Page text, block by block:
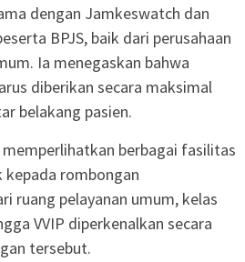
dengan Jamkeswatch dan
BPJS, baik dari perusahaan
Ia menegaskan bahwa
diberikan secara maksimal
belakang pasien.
berbagai fasilitas
kepada rombongan
ruang pelayanan umum, kelas
VVIP diperkenalkan secara
tersebut.